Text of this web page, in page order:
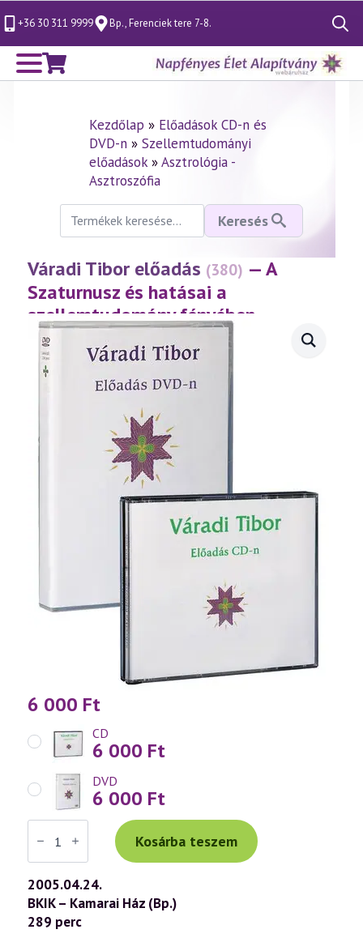
+36 30 311 9999 Bp., Ferenciek tere 7-8.
Search
for:
Kezdőlap » Előadások CD-n és
DVD-n» Szellemtudományi
előadások»Asztrológia -
Asztroszófia
Keresés
következőre:
Keresés
Váradi Tibor előadás (380) — A
Szaturnusz és hatásai a
szellemtudomány fényében
(2005.04.24.)
6 000 Ft
CD
6 000 Ft
DVD
6 000 Ft
Váradi
Tibor
előadás
(380)
—
A
Szaturnusz
és
hatásai
Kosárba teszem
2005.04.24.
BKIK – Kamarai Ház (Bp.)
289 perc